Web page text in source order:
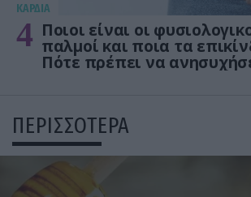
KΑΡΔΙΑ
4 Ποιοι είναι οι
παλμοί και ποια τα
Πότε πρέπει να
ΠΕΡΙΣΣΟΤΕΡΑ